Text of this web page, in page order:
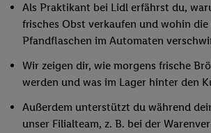
Als Praktikant bei Lidl erfährst du,
frisches Obst verkaufen und wohin die
Pfandflaschen im Automaten
Wir zeigen dir, wie morgens frische
werden und was im Lager hinter den
Außerdem unterstützt du während
unser Filialteam, z. B. bei der